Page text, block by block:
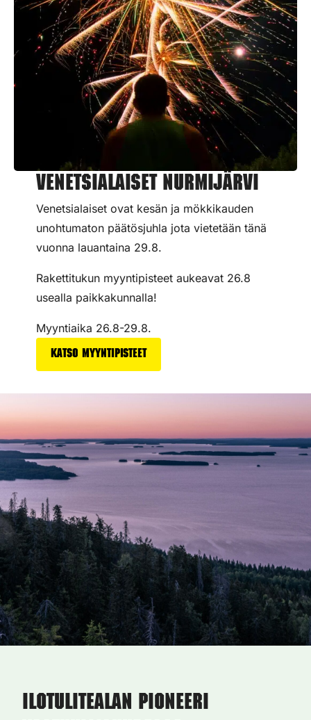
Venetsialaiset Nurmijärvi
Venetsialaiset ovat kesän ja mökkikauden
unohtumaton päätösjuhla jota vietetään tänä
vuonna lauantaina 29.8.
Rakettitukun myyntipisteet aukeavat 26.8
usealla paikkakunnalla!
Myyntiaika 26.8-29.8.
Katso myyntipisteet
Ilotulitealan pioneeri